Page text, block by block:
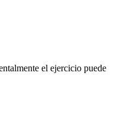
el ejercicio puede